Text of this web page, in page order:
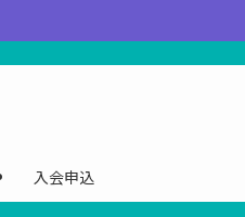
入会申込